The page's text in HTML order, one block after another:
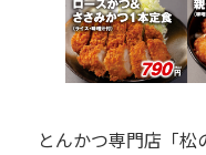
とんかつ専門店「松